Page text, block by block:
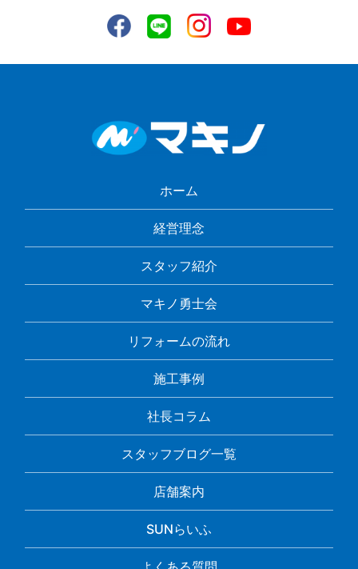
ホーム
経営理念
スタッフ紹介
マキノ勇士会
リフォームの流れ
施工事例
社長コラム
スタッフブログ一覧
店舗案内
SUNらいふ